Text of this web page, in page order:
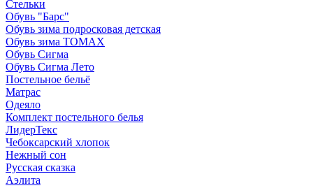
Стельки
Обувь "Барс"
Обувь зима подросковая детская
Обувь зима ТОМАХ
Обувь Сигма
Обувь Сигма Лето
Постельное бельё
Матрас
Одеяло
Комплект постельного белья
ЛидерТекс
Чебоксарский хлопок
Нежный сон
Русская сказка
Аэлита